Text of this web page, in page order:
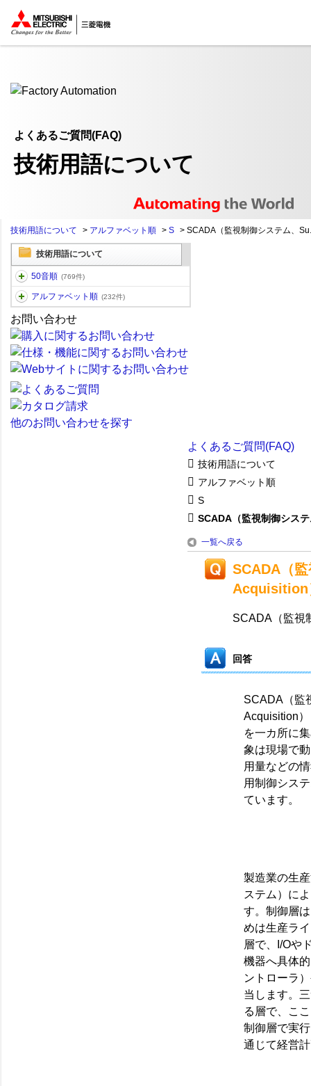
ここから本文
よくあるご質問(FAQ)
技術用語について
技術用語について > アルファベット順 > S > SCADA（監視制御システム、
技術用語について
50音順 (769件)
アルファベット順 (232件)
お問い合わせ
他のお問い合わせを探す
よくあるご質問(FAQ)
技術用語について
アルファベット順
S
SCADA（監視制御シス
一覧へ戻る
SCADA（
Acquisition
SCADA（監視
回答
SCADA（監
Acquisition
を一カ所に
象は現場で
用量などの
用制御シス
ています。
製造業の生
ステム）に
す。制御層
めは生産ラ
層で、I/Oや
機器へ具体
ントローラ
当します。
る層で、こ
制御層で実
通じて経営